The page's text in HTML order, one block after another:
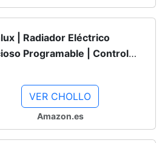
| Radiador Eléctrico
Programable | Control
IP24 | Apto para Baños |
WiFi Warm 2000W
VER CHOLLO
Amazon.es